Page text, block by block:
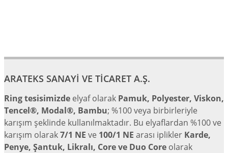
ARATEKS SANAYİ VE TİCARET A.Ş.
Ring tesisimizde elyaf olarak Pamuk, Polyester, Viskon,
Tencel®, Modal®, Bambu; %100 veya birbirleriyle
karışım şeklinde kullanılmaktadır. Bu elyaflardan %100 ve
karışım olarak7/1 NE ve 100/1 NE arası iplikler Karde,
Penye, Şantuk, Likralı, Core ve Duo Core olarak